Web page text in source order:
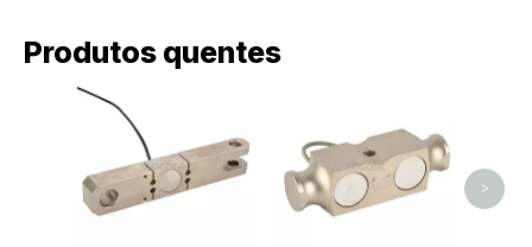
Produtos quentes
>